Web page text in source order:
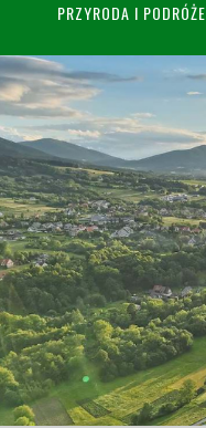
PRZYRODA I PODRÓŻE